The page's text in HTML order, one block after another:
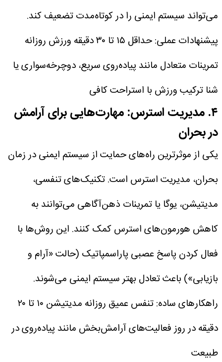
می‌تواند سیستم ایمنی را در کوتاه‌مدت تضعیف کند.
پیشنهادات عملی:حداقل ۱۵ تا ۳۰ دقیقه ورزش روزانه
تمرینات متعادل مانند پیاده‌روی سریع، دوچرخه‌سواری یا
شناترکیب ورزش با استراحت کافی
۴. مدیریت استرس: مهارت‌هایی برای آرامش
در بحران
یکی از موثرترین راه‌های حمایت از سیستم ایمنی در زمان
بحران، مدیریت استرس است. تکنیک‌های تنفسی،
مدیتیشن، یوگا یا تمرینات ذهن‌آگاهی می‌توانند به
کاهش هورمون‌های استرس کمک کنند. این روش‌ها با
فعال کردن پاسخ عصبی پاراسمپاتیک (حالت «آرام و
بازیابی») باعث تعادل بهتر سیستم ایمنی می‌شوند.
راهکار‌های ساده:تنفس عمیق روزانه
مدیتیشن ۱۰ تا ۲۰
دقیقه در روزفعالیت‌های آرامش‌بخش مانند پیاده‌روی در
طبیعت